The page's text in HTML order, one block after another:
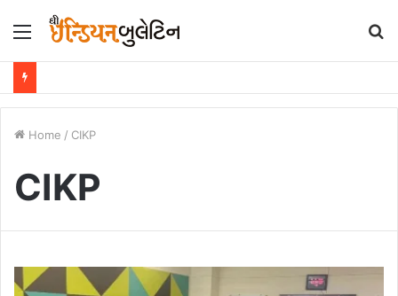
Menu
Home / CIKP
CIKP